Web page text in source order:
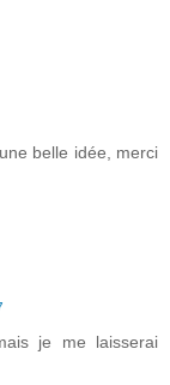
belle idée, merci
je me laisserai